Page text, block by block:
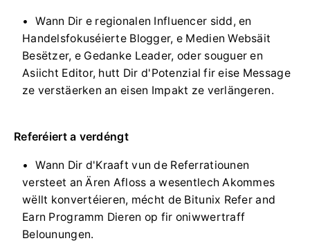
Wann Dir e regionalen Influencer sidd, en
Handelsfokuséierte Blogger, e Medien Websäit
Besëtzer, e Gedanke Leader, oder souguer en
Asiicht Editor, hutt Dir d'Potenzial fir eise Message
ze verstäerken an eisen Impakt ze verlängeren.
Referéiert a verdéngt
Wann Dir d'Kraaft vun de Referratiounen
versteet an Ären Afloss a wesentlech Akommes
wëllt konvertéieren, mécht de Bitunix Refer and
Earn Programm Dieren op fir oniwwertraff
Belounungen.